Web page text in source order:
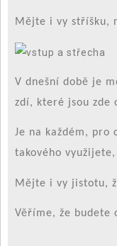
Mějte i vy stříšku,
V dnešní době je
zdí, které jsou zde
Je na každém, pro
takového
Mějte i vy jistotu,
Věříme, že budete